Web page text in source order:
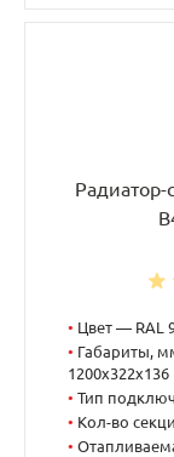
Радиатор-
• Цвет — RAL
• Габариты,
1200x322x136
• Тип
• Кол-во
•